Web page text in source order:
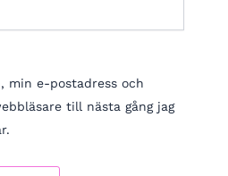
min e-postadress och
till nästa gång jag